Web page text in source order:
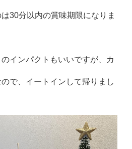
30分以内の賞味期限になりま
インパクトもいいですが、カ
で、イートインして帰りまし